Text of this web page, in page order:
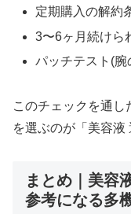
定期購入の解約
3〜6ヶ月続けら
パッチテスト(
このチェックを通
を選ぶのが「美容液
まとめ｜美容
参考になる多